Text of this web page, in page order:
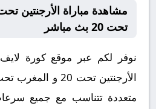
تحت 20 بث مباشر
نوفر لكم عبر موقع كورة
متعددة تتناسب مع جميع